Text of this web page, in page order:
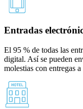
Entradas
El 95 % de todas las
digital. Así se pueden
molestias con entregas